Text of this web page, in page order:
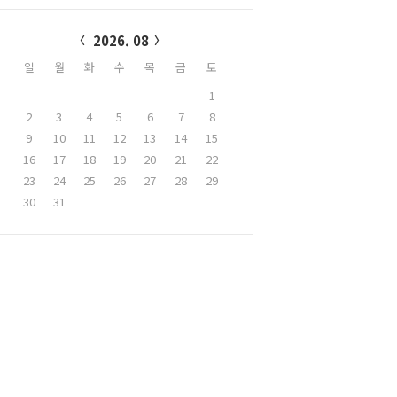
2026. 08
일 월 화 수 목 금
토
1
2
3 4 5 6 7
8
9
10 11 12 13 14
15
16
17 18 19 20 21
22
23
24 25 26 27 28
29
30
31